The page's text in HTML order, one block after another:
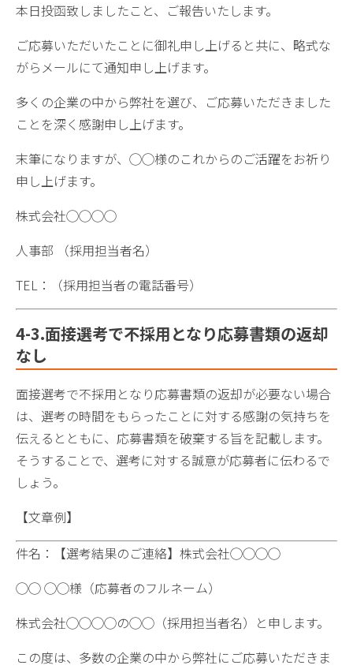
本日投函致しましたこと、ご報告いたします。
ご応募いただいたことに御礼申し上げると共に、略式な
がらメールにて通知申し上げます。
多くの企業の中から弊社を選び、ご応募いただきました
ことを深く感謝申し上げます。
末筆になりますが、◯◯様のこれからのご活躍をお祈り
申し上げます。
株式会社◯◯◯◯
人事部 （採用担当者名）
TEL：（採用担当者の電話番号）
4-3.面接選考で不採用となり応募書類の返却
なし
面接選考で不採用となり応募書類の返却が必要ない場合
は、選考の時間をもらったことに対する感謝の気持ちを
伝えるとともに、応募書類を破棄する旨を記載します。
そうすることで、選考に対する誠意が応募者に伝わるで
しょう。
【文章例】
件名：【選考結果のご連絡】株式会社◯◯◯◯
◯◯ ◯◯様（応募者のフルネーム）
株式会社◯◯◯◯の◯◯（採用担当者名）と申します。
この度は、多数の企業の中から弊社にご応募いただきま